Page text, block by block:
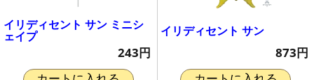
イリディセント サン ミニシ
ェイプ
243円
イリディセント サン
873円